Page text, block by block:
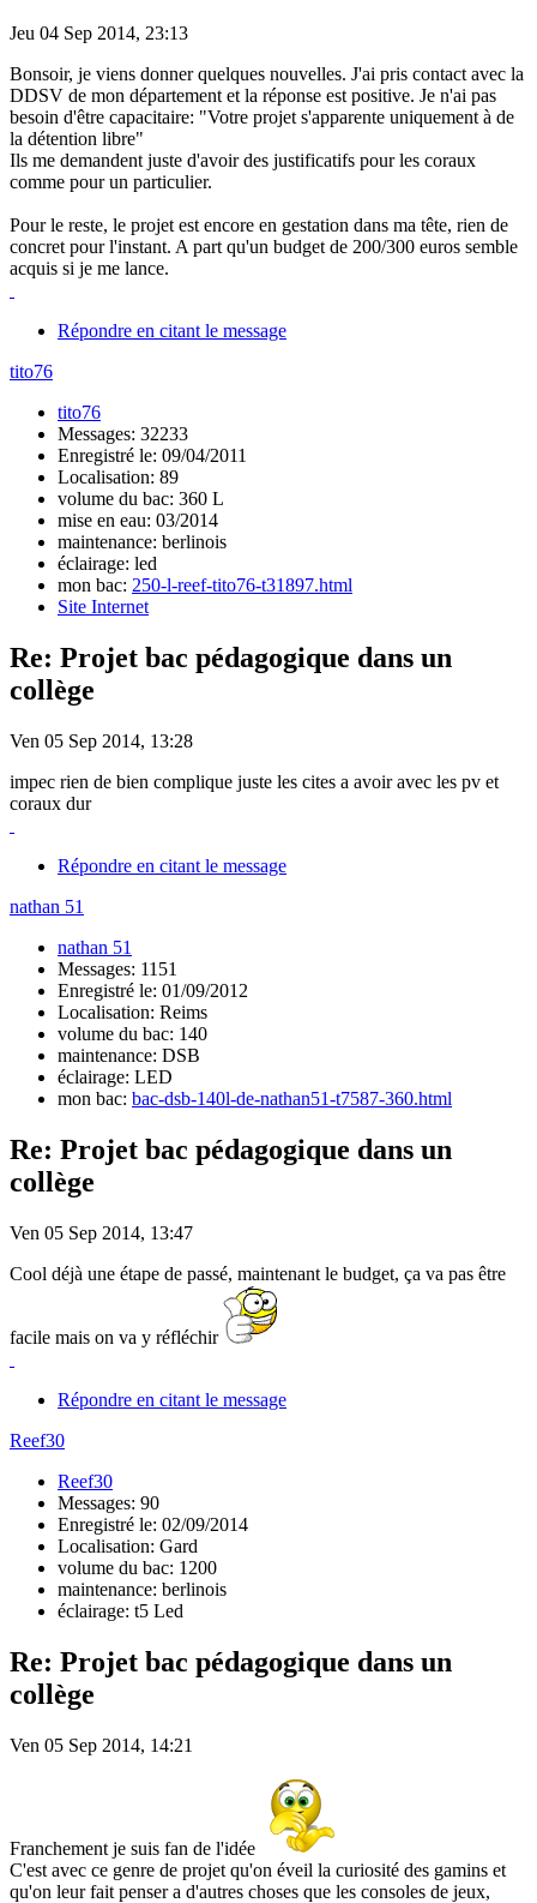
Jeu 04 Sep 2014, 23:13
Bonsoir, je viens donner quelques nouvelles. J'ai pris contact avec la
DDSV de mon département et la réponse est positive. Je n'ai pas
besoin d'être capacitaire: "Votre projet s'apparente uniquement à de
la détention libre"
Ils me demandent juste d'avoir des justificatifs pour les coraux
comme pour un particulier.
Pour le reste, le projet est encore en gestation dans ma tête, rien de
concret pour l'instant. A part qu'un budget de 200/300 euros semble
acquis si je me lance.
Répondre en citant le message
tito76
tito76
Messages: 32233
Enregistré le: 09/04/2011
Localisation: 89
volume du bac: 360 L
mise en eau: 03/2014
maintenance: berlinois
éclairage: led
mon bac: 250-l-reef-tito76-t31897.html
Site Internet
Re: Projet bac pédagogique dans un
collège
Ven 05 Sep 2014, 13:28
impec rien de bien complique juste les cites a avoir avec les pv et
coraux dur
Répondre en citant le message
nathan 51
nathan 51
Messages: 1151
Enregistré le: 01/09/2012
Localisation: Reims
volume du bac: 140
maintenance: DSB
éclairage: LED
mon bac: bac-dsb-140l-de-nathan51-t7587-360.html
Re: Projet bac pédagogique dans un
collège
Ven 05 Sep 2014, 13:47
Cool déjà une étape de passé, maintenant le budget, ça va pas être
facile mais on va y réfléchir
Répondre en citant le message
Reef30
Reef30
Messages: 90
Enregistré le: 02/09/2014
Localisation: Gard
volume du bac: 1200
maintenance: berlinois
éclairage: t5 Led
Re: Projet bac pédagogique dans un
collège
Ven 05 Sep 2014, 14:21
Franchement je suis fan de l'idée
C'est avec ce genre de projet qu'on éveil la curiosité des gamins et
qu'on leur fait penser a d'autres choses que les consoles de jeux,